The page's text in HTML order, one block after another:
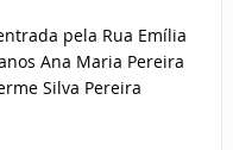
pela Rua Emília
Ana Maria Pereira
Silva Pereira